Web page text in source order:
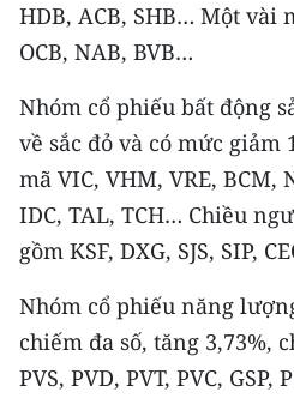
Đông Nam Bộ
Chuyên trang Hà Nội
Chuyên trang TP. Hồ Chí
CHUYÊN ĐỀ
CÁC CHUYÊN TRANG
VỀ BÁO NHÂN DÂN
HDB, ACB, SHB… Một vài
OCB, NAB, BVB…
Nhóm cổ phiếu bất động
về sắc đỏ và có mức giảm
mã VIC, VHM, VRE, BCM,
IDC, TAL, TCH… Chiều
gồm KSF, DXG, SJS, SIP,
Nhóm cổ phiếu năng
chiếm đa số, tăng 3,73%,
PVS, PVD, PVT, PVC, GSP,